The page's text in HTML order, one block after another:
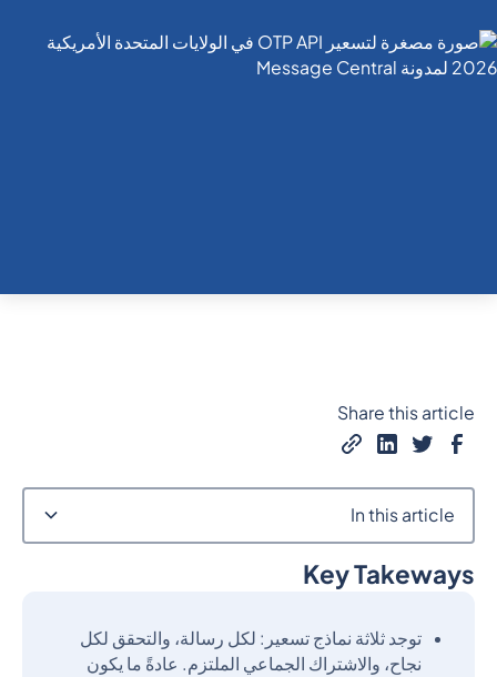
Key Takeways
توجد ثلاثة نماذج تسعير: لكل رسالة، والتحقق لكل
نجاح، والاشتراك الجماعي الملتزم. عادةً ما يكون
Share this article
In this article
Heading 2